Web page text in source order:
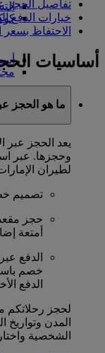
تفاصيل الحجز
خيارات الدفع
الاحتفاظ بسعر
أساسيات
ما هو الحجز
يعد الحجز عبر
وحجزها. عبر
لطيران
تصميم
حجز
أمتعة
الدفع
خصم
الدفع
لحجز رحلاتكم
المدن وتواريخ
الشخصية